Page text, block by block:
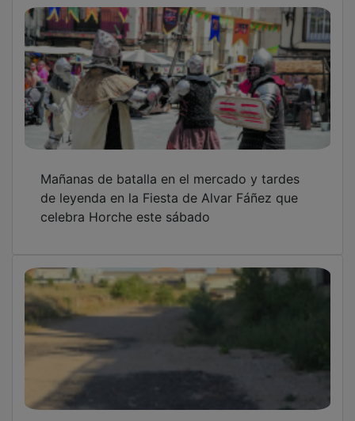
El PP de Horche reclama mejoras de
asfaltado e iluminación en la calle Lupiana
El Ayuntamiento de Horche concluye las
obras de mejora de la calle Baja de la Iglesia
y la construcción de un muro de contención
en la Calle de los Herreñales